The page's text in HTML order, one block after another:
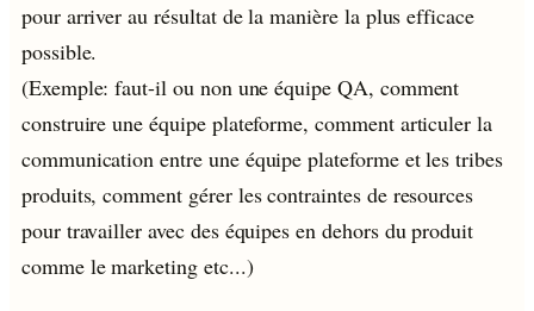
pour arriver au résultat de la manière la plus efficace
possible.
(Exemple: faut-il ou non une équipe QA, comment
construire une équipe plateforme, comment articuler la
communication entre une équipe plateforme et les tribes
produits, comment gérer les contraintes de resources
pour travailler avec des équipes en dehors du produit
comme le marketing etc...)